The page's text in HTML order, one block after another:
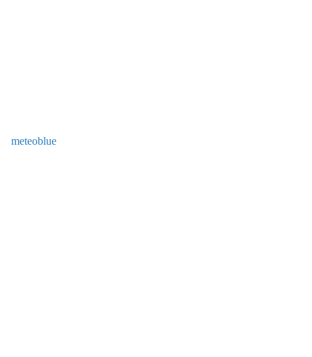
meteoblue